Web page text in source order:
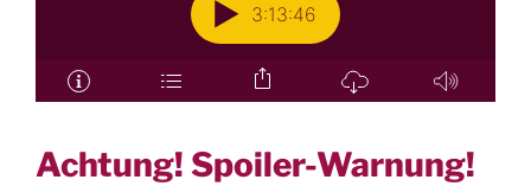
Achtung! Spoiler-Warnung!